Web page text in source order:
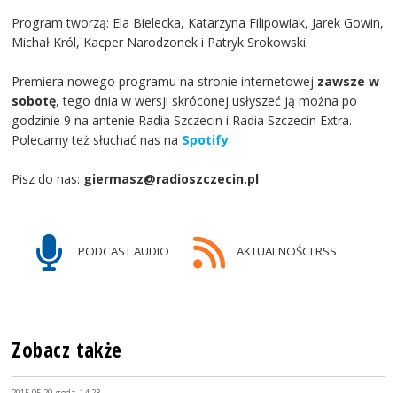
Program tworzą: Ela Bielecka, Katarzyna Filipowiak, Jarek Gowin,
Michał Król, Kacper Narodzonek i Patryk Srokowski.
Premiera nowego programu na stronie internetowej zawsze w
sobotę, tego dnia w wersji skróconej usłyszeć ją można po
godzinie 9 na antenie Radia Szczecin i Radia Szczecin Extra.
Polecamy też słuchać nas na Spotify.
Pisz do nas: giermasz@radioszczecin.pl
PODCAST AUDIO AKTUALNOŚCI RSS
Zobacz także